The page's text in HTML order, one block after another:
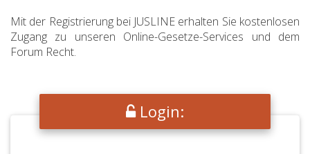
Mit der Registrierung bei JUSLINE erhalten Sie kostenlosen
Zugang zu unseren Online-Gesetze-Services und dem
Forum Recht.
Login: